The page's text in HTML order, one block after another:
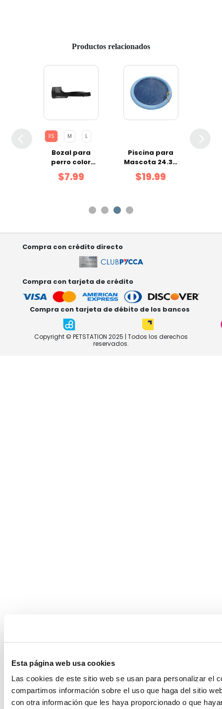
Esta página web usa cookies
Las cookies de este sitio web se usan para personalizar el
compartimos información sobre el uso que haga del sitio
con otra información que les haya proporcionado o que
Productos relacionados
XS M L
Bozal para
perro color
negro talla XS
$7.99
Piscina para
Mascota 24.3 x
22 x 3.8 cm
$19.99
Compra con crédito directo
Compra con tarjeta de crédito
Compra con tarjeta de débito de los bancos
Copyright © PETSTATION 2025 | Todos los derechos
reservados.